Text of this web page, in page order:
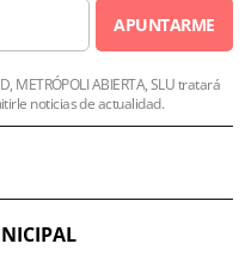
APUNTARME
METRÓPOLI ABIERTA, SLU tratará
noticias de actualidad.